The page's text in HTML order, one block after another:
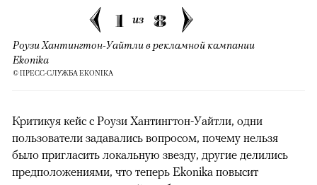
1 из 8
Роузи Хантингтон-Уайтли в рекламной кампании
Ekonika
© ПРЕСС-СЛУЖБА EKONIKA
Критикуя кейс с Роузи Хантингтон-Уайтли, одни
пользователи задавались вопросом, почему нельзя
было пригласить локальную звезду, другие делились
предположениями, что теперь Ekonika повысит